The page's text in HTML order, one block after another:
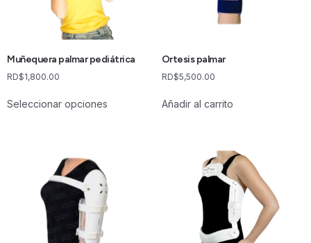
Muñequera palmar pediátrica
RD$1,800.00
Seleccionar opciones
Ortesis palmar
RD$5,500.00
Añadir al carrito